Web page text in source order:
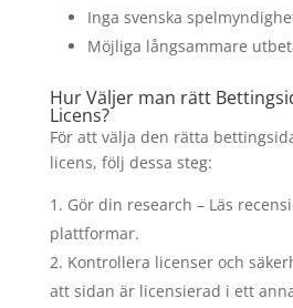
Inga svenska
Möjliga långsammare
Hur Väljer man rätt
Licens?
För att välja den rätta
licens, följ dessa steg:
Gör din research – Läs
plattformar.
Kontrollera licenser och
att sidan är licensierad i ett